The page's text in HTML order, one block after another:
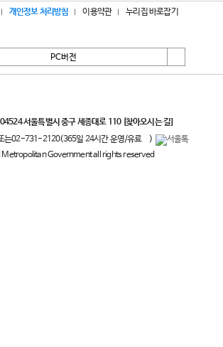
개인정보 처리방침 이용약관 누리집 바로잡기
PC버전
서울특별시 중구 세종대로 110 [찾아오시는 길]
는02-731-2120(365일 24시간 운영/유료
)
Metropolitan Government all rights reserved